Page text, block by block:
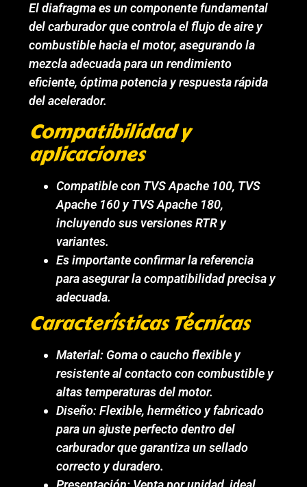
El diafragma es un componente fundamental
del carburador que controla el flujo de aire y
combustible hacia el motor, asegurando la
mezcla adecuada para un rendimiento
eficiente, óptima potencia y respuesta rápida
del acelerador.
Compatibilidad y
aplicaciones
Compatible con TVS Apache 100, TVS
Apache 160 y TVS Apache 180,
incluyendo sus versiones RTR y
variantes.
Es importante confirmar la referencia
para asegurar la compatibilidad precisa y
adecuada.
Características Técnicas
Material: Goma o caucho flexible y
resistente al contacto con combustible y
altas temperaturas del motor.
Diseño: Flexible, hermético y fabricado
para un ajuste perfecto dentro del
carburador que garantiza un sellado
correcto y duradero.